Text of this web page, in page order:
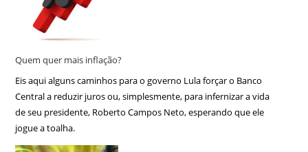
Quem quer mais inflação?
Eis aqui alguns caminhos para o governo Lula forçar o Banco
Central a reduzir juros ou, simplesmente, para infernizar a vida
de seu presidente, Roberto Campos Neto, esperando que ele
jogue a toalha.